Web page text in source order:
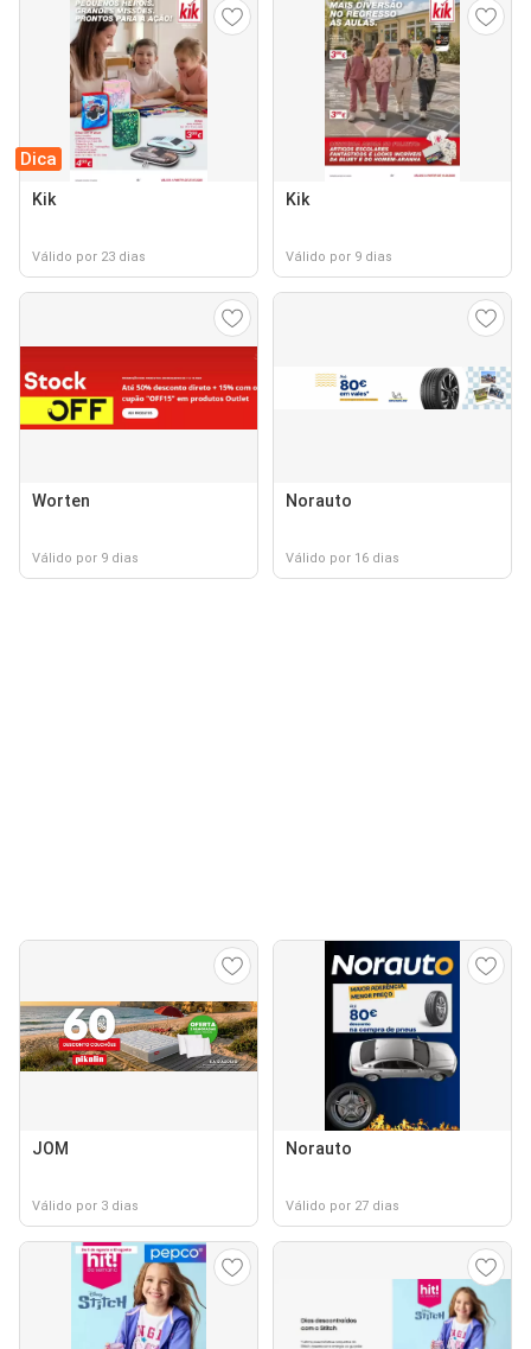
Dica
Kik
Válido por 23 dias
Kik
Válido por 9 dias
Worten
Válido por 9 dias
Norauto
Válido por 16 dias
JOM
Válido por 3 dias
Norauto
Válido por 27 dias